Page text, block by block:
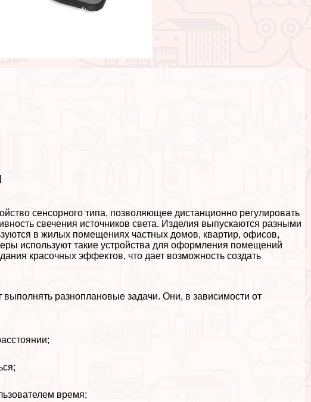
сенсорного типа, позволяющее дистанционно регулировать
свечения источников света. Изделия выпускаются разными
в жилых помещениях частных домов, квартир, офисов,
используют такие устройства для оформления помещений
красочных эффектов, что дает возможность создать
разноплановые задачи. Они, в зависимости от
время;